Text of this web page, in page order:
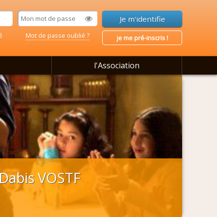
Mot de passe oublié ? je me pré-inscris !
l'Association
VOSTF